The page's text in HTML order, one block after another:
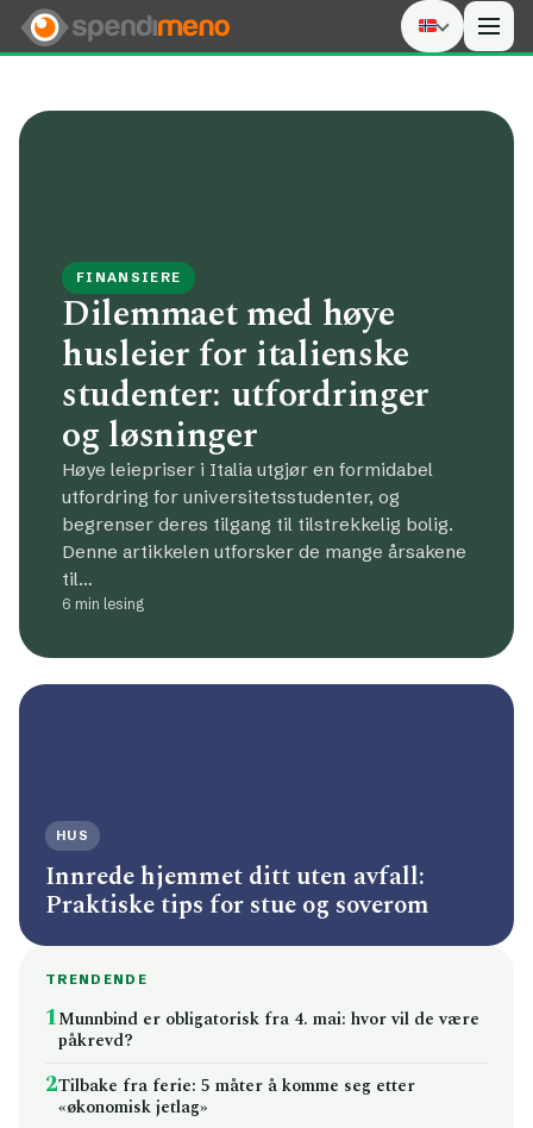
FINANSIERE
Dilemmaet med høye
husleier for italienske
studenter: utfordringer
og løsninger
Høye leiepriser i Italia utgjør en formidabel
utfordring for universitetsstudenter, og
begrenser deres tilgang til tilstrekkelig bolig.
Denne artikkelen utforsker de mange årsakene
til…
6 min lesing
HUS
Innrede hjemmet ditt uten avfall:
Praktiske tips for stue og soverom
TRENDENDE
1Munnbind er obligatorisk fra 4. mai: hvor vil de være
påkrevd?
2Tilbake fra ferie: 5 måter å komme seg etter
«økonomisk jetlag»